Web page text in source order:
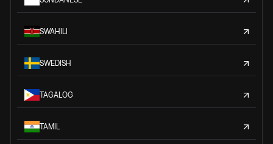
SWAHILI
SWEDISH
TAGALOG
TAMIL